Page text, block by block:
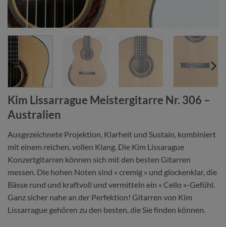
Kim Lissarrague Meistergitarre Nr. 306 –
Australien
Ausgezeichnete Projektion, Klarheit und Sustain, kombiniert
mit einem reichen, vollen Klang. Die Kim Lissarague
Konzertgitarren können sich mit den besten Gitarren
messen. Die hohen Noten sind « cremig » und glockenklar, die
Bässe rund und kraftvoll und vermitteln ein « Cello »-Gefühl.
Ganz sicher nahe an der Perfektion! Gitarren von Kim
Lissarrague gehören zu den besten, die Sie finden können.